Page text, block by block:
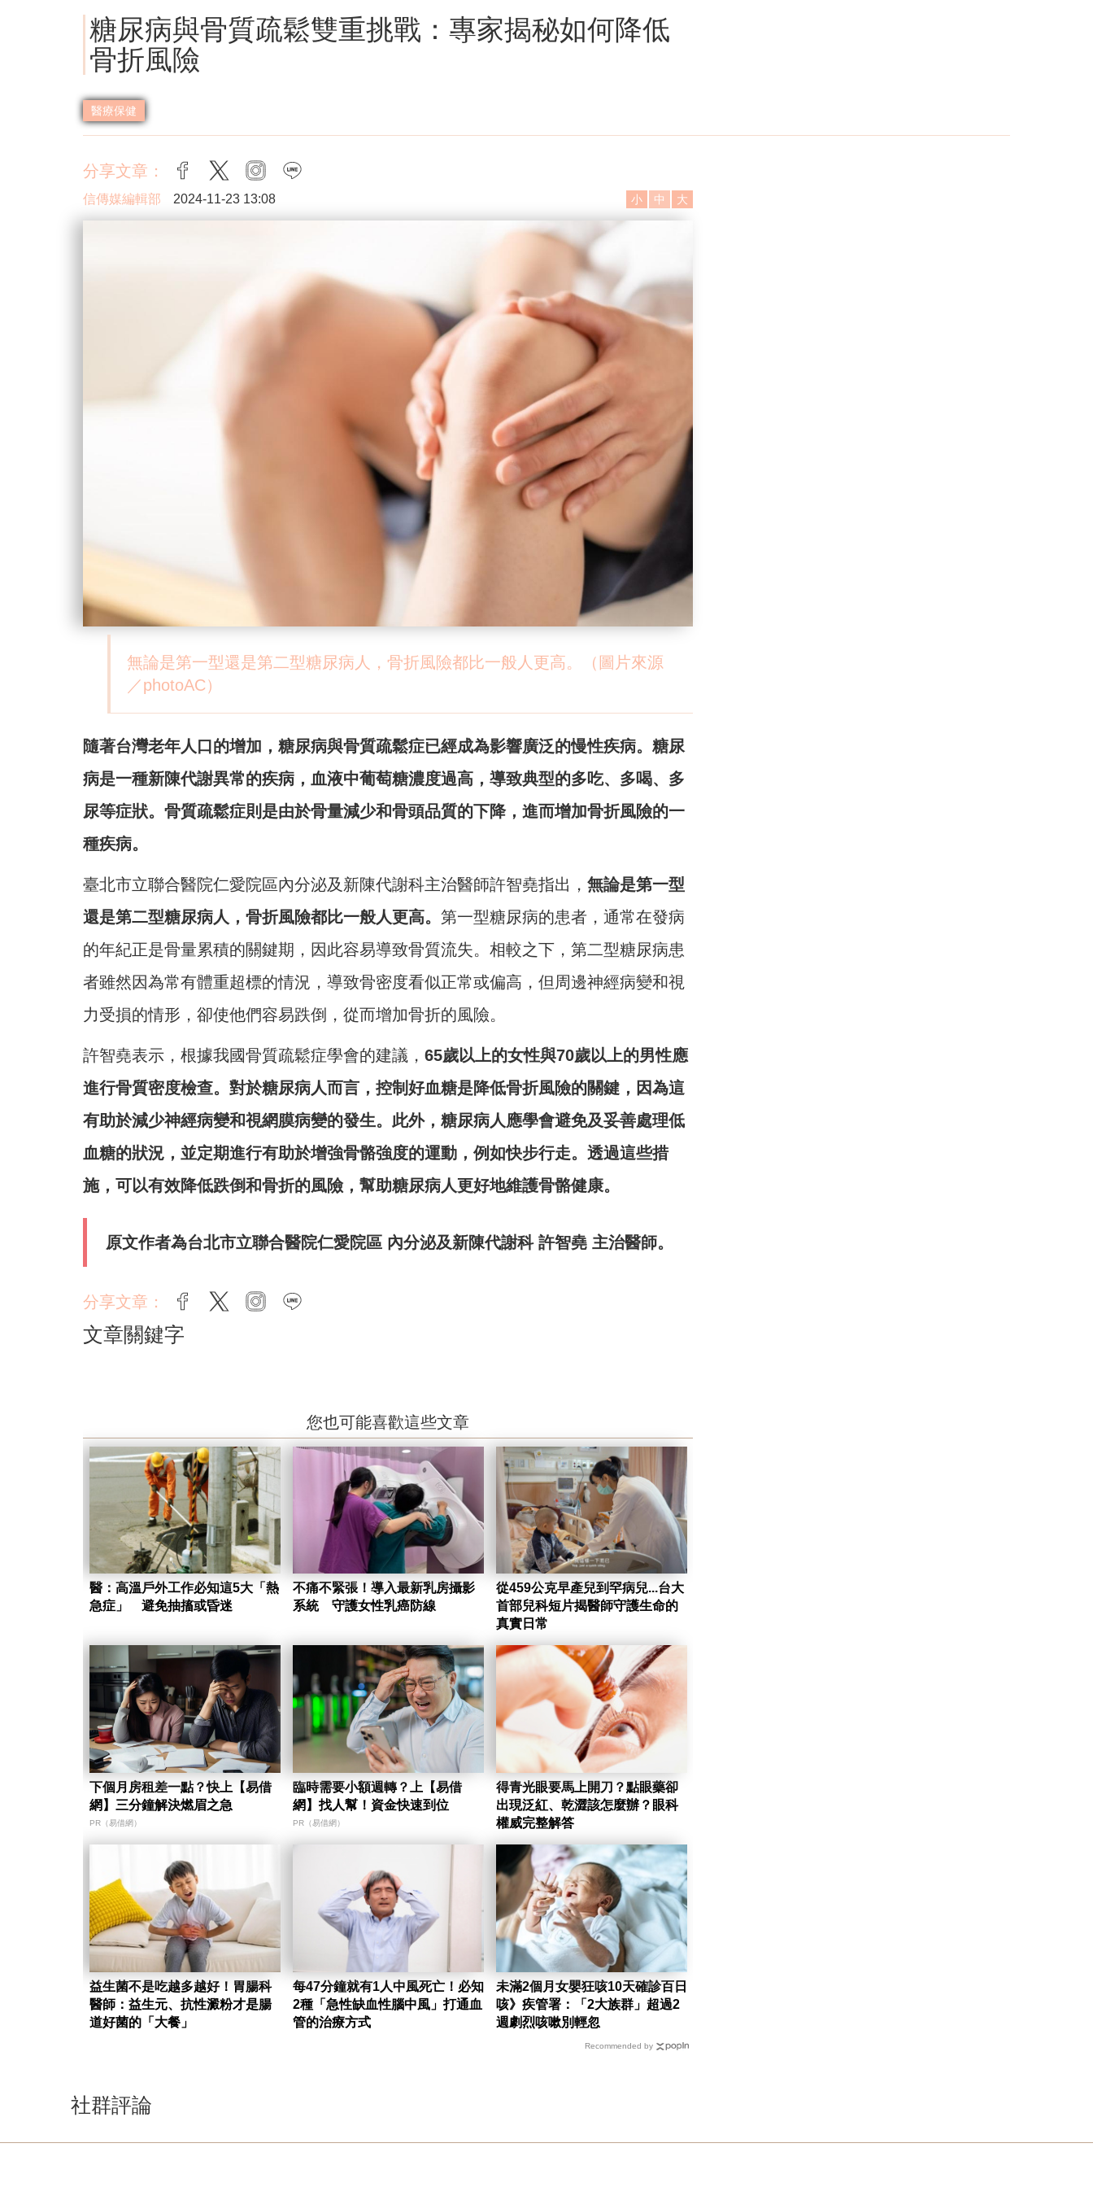
糖尿病與骨質疏鬆雙重挑戰：專家揭秘如何降低
骨折風險
醫療保健
分享文章： facebook
twitter instagram
信傳媒編輯部 2024-11-23 13:08 小 中 大
無論是第一型還是第二型糖尿病人，骨折風險都比一般人更高。（圖片來源
／photoAC）
隨著台灣老年人口的增加，糖尿病與骨質疏鬆症已經成為影響廣泛的慢性疾病。糖尿
病是一種新陳代謝異常的疾病，血液中葡萄糖濃度過高，導致典型的多吃、多喝、多
尿等症狀。骨質疏鬆症則是由於骨量減少和骨頭品質的下降，進而增加骨折風險的一
種疾病。
臺北市立聯合醫院仁愛院區內分泌及新陳代謝科主治醫師許智堯指出， 無論是第一型
還是第二型糖尿病人，骨折風險都比一般人更高。 第一型糖尿病的患者，通常在發病
的年紀正是骨量累積的關鍵期，因此容易導致骨質流失。相較之下，第二型糖尿病患
者雖然因為常有體重超標的情況，導致骨密度看似正常或偏高，但周邊神經病變和視
力受損的情形，卻使他們容易跌倒，從而增加骨折的風險。
許智堯表示，根據我國骨質疏鬆症學會的建議， 65歲以上的女性與70歲以上的男性應
進行骨質密度檢查。對於糖尿病人而言，控制好血糖是降低骨折風險的關鍵，因為這
有助於減少神經病變和視網膜病變的發生。此外，糖尿病人應學會避免及妥善處理低
血糖的狀況，並定期進行有助於增強骨骼強度的運動，例如快步行走。透過這些措
施，可以有效降低跌倒和骨折的風險，幫助糖尿病人更好地維護骨骼健康。
原文作者為台北市立聯合醫院仁愛院區 內分泌及新陳代謝科 許智堯 主治醫師。
分享文章： facebook
twitter instagram
文章關鍵字
您也可能喜歡這些文章
醫：高溫戶外工作必知這5大「熱
急症」 避免抽搐或昏迷
不痛不緊張！導入最新乳房攝影
系統 守護女性乳癌防線
從459公克早產兒到罕病兒...台大
首部兒科短片揭醫師守護生命的
真實日常
下個月房租差一點？快上【易借
網】三分鐘解決燃眉之急
PR（易借網）
臨時需要小額週轉？上【易借
網】找人幫！資金快速到位
PR（易借網）
得青光眼要馬上開刀？點眼藥卻
出現泛紅、乾澀該怎麼辦？眼科
權威完整解答
益生菌不是吃越多越好！胃腸科
醫師：益生元、抗性澱粉才是腸
道好菌的「大餐」
每47分鐘就有1人中風死亡！必知
2種「急性缺血性腦中風」打通血
管的治療方式
未滿2個月女嬰狂咳10天確診百日
咳》疾管署：「2大族群」超過2
週劇烈咳嗽別輕忽
Recommended by
社群評論